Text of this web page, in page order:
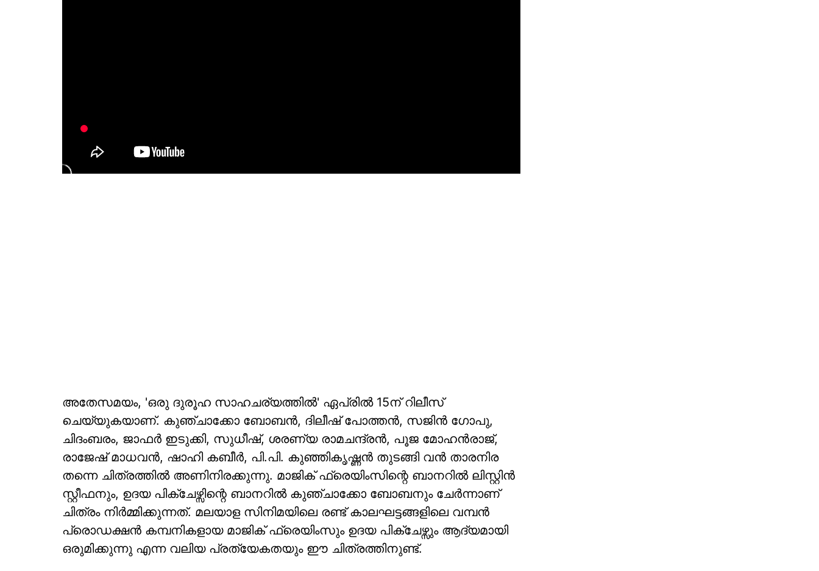
അതേസമയം, 'ഒരു ദുരൂഹ സാഹചര്യത്തിൽ' ഏപ്രിൽ 15ന് റിലീസ്
ചെയ്യുകയാണ്. കുഞ്ചാക്കോ ബോബൻ, ദിലീഷ് പോത്തൻ, സജിൻ ഗോപു,
ചിദംബരം, ജാഫർ ഇടുക്കി, സുധീഷ്, ശരണ്യ രാമചന്ദ്രൻ, പൂജ മോഹൻരാജ്,
രാജേഷ് മാധവൻ, ഷാഹി കബീർ, പി.പി. കുഞ്ഞികൃഷ്ണൻ തുടങ്ങി വൻ താരനിര
തന്നെ ചിത്രത്തിൽ അണിനിരക്കുന്നു. മാജിക് ഫ്രെയിംസിന്റെ ബാനറിൽ ലിസ്റ്റിൻ
സ്റ്റീഫനും, ഉദയ പിക്ചേഴ്സിന്റെ ബാനറിൽ കുഞ്ചാക്കോ ബോബനും ചേർന്നാണ്
ചിത്രം നിർമ്മിക്കുന്നത്. മലയാള സിനിമയിലെ രണ്ട് കാലഘട്ടങ്ങളിലെ വമ്പൻ
പ്രൊഡക്ഷൻ കമ്പനികളായ മാജിക് ഫ്രെയിംസും ഉദയ പിക്ചേഴ്സും ആദ്യമായി
ഒരുമിക്കുന്നു എന്ന വലിയ പ്രത്യേകതയും ഈ ചിത്രത്തിനുണ്ട്.